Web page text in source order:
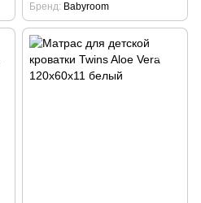
Бренд Babyroom